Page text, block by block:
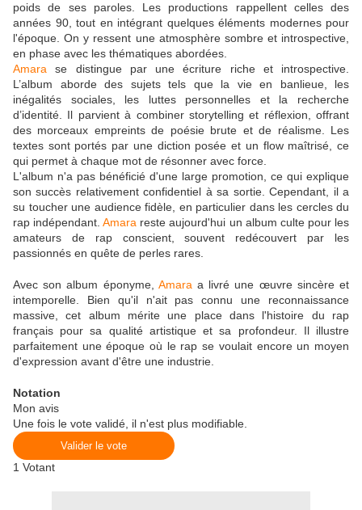
poids de ses paroles. Les productions rappellent celles des
années 90, tout en intégrant quelques éléments modernes pour
l'époque. On y ressent une atmosphère sombre et introspective,
en phase avec les thématiques abordées.
Amara se distingue par une écriture riche et introspective.
L’album aborde des sujets tels que la vie en banlieue, les
inégalités sociales, les luttes personnelles et la recherche
d’identité. Il parvient à combiner storytelling et réflexion, offrant
des morceaux empreints de poésie brute et de réalisme. Les
textes sont portés par une diction posée et un flow maîtrisé, ce
qui permet à chaque mot de résonner avec force.
L'album n'a pas bénéficié d'une large promotion, ce qui explique
son succès relativement confidentiel à sa sortie. Cependant, il a
su toucher une audience fidèle, en particulier dans les cercles du
rap indépendant.Amara reste aujourd'hui un album culte pour les
amateurs de rap conscient, souvent redécouvert par les
passionnés en quête de perles rares.
Avec son album éponyme, Amara a livré une œuvre sincère et
intemporelle. Bien qu'il n'ait pas connu une reconnaissance
massive, cet album mérite une place dans l'histoire du rap
français pour sa qualité artistique et sa profondeur. Il illustre
parfaitement une époque où le rap se voulait encore un moyen
d'expression avant d'être une industrie.
Notation
Mon avis
Une fois le vote validé, il n'est plus modifiable.
Valider le vote
1 Votant